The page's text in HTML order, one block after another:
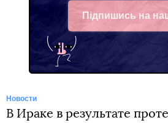
Підпишись на
Telegram
Новости
В Ираке в результате